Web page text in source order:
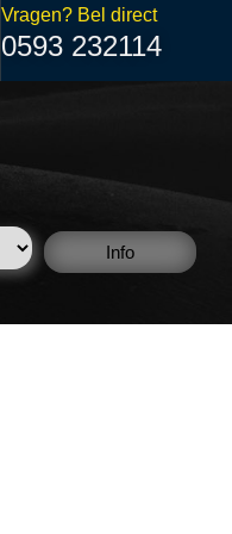
Vragen? Bel direct
0593 232114
Info